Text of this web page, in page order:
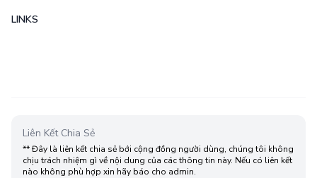
LINKS
Liên Kết Chia Sẻ
** Đây là liên kết chia sẻ bới cộng đồng người dùng, chúng tôi không
chịu trách nhiệm gì về nội dung của các thông tin này. Nếu có liên kết
nào không phù hợp xin hãy báo cho admin.